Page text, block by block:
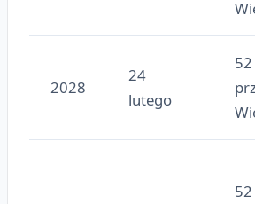
2028
24
lutego